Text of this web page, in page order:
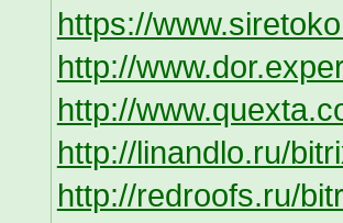
https://
http://
http://
http://linandlo.ru/
http://redroofs.ru/